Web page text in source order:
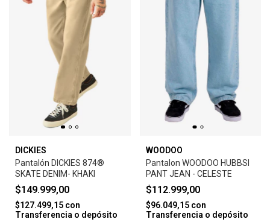
DICKIES
Pantalón DICKIES 874®
SKATE DENIM- KHAKI
$149.999,00
$127.499,15 con
Transferencia o depósito
WOODOO
Pantalon WOODOO HUBBSI
PANT JEAN - CELESTE
$112.999,00
$96.049,15 con
Transferencia o depósito